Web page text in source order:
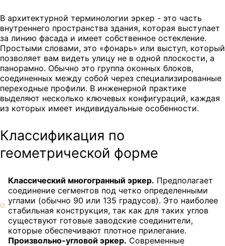
В архитектурной терминологии эркер - это часть
внутреннего пространства здания, которая выступает
за линию фасада и имеет собственное остекление.
Простыми словами, это «фонарь» или выступ, который
позволяет вам видеть улицу не в одной плоскости, а
панорамно. Обычно это группа оконных блоков,
соединенных между собой через специализированные
переходные профили. В инженерной практике
выделяют несколько ключевых конфигураций, каждая
из которых имеет индивидуальные особенности.
Классификация по
геометрической форме
Классический многогранный эркер. Предполагает
соединение сегментов под четко определенными
углами (обычно 90 или 135 градусов). Это наиболее
стабильная конструкция, так как для таких углов
существуют готовые заводские соединители,
которые обеспечивают плотное прилегание.
Произвольно-угловой эркер. Современные